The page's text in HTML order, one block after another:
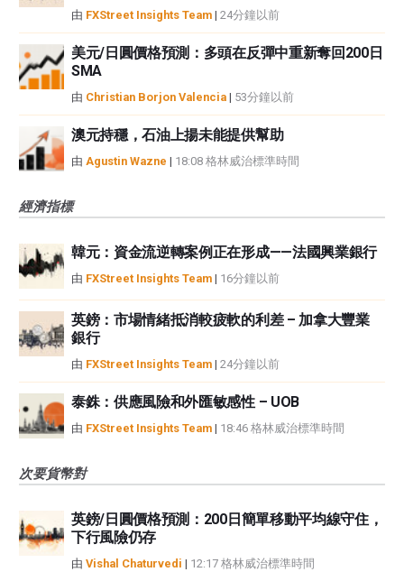
由 FXStreet Insights Team | 24分鐘以前
美元/日圓價格預測：多頭在反彈中重新奪回200日
SMA
由 Christian Borjon Valencia | 53分鐘以前
澳元持穩，石油上揚未能提供幫助
由 Agustin Wazne | 18:08 格林威治標準時間
經濟指標
韓元：資金流逆轉案例正在形成——法國興業銀行
由 FXStreet Insights Team | 16分鐘以前
英鎊：市場情緒抵消較疲軟的利差 – 加拿大豐業
銀行
由 FXStreet Insights Team | 24分鐘以前
泰銖：供應風險和外匯敏感性 – UOB
由 FXStreet Insights Team | 18:46 格林威治標準時間
次要貨幣對
英鎊/日圓價格預測：200日簡單移動平均線守住，
下行風險仍存
由 Vishal Chaturvedi | 12:17 格林威治標準時間